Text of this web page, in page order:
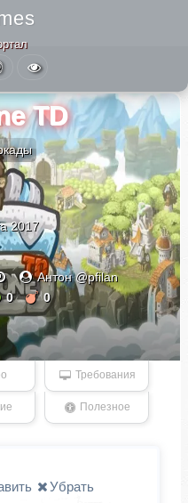
TD
2017
Антон @pfilan
0 0
Требования
Полезное
Убрать